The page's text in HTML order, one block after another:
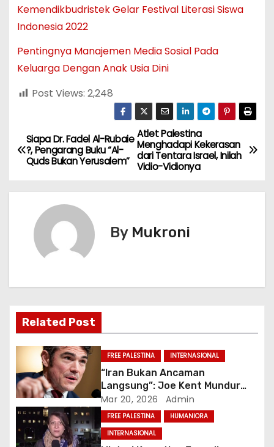
Kemendikbudristek Gelar Festival Literasi Siswa
Indonesia 2022
Pentingnya Manajemen Media Sosial Pada
Keluarga Dengan Anak Usia Dini
Post Views: 2,248
N
a
v
s
p
o
s
Atlet Palestina
Menghadapi Kekerasan
dari Tentara Israel, Inilah
Vidio-Vidionya
Siapa Dr. Fadel Al-Rubaie
?, Pengarang Buku “Al-
Quds Bukan Yerusalem”
By Mukroni
Related Post
FREE PALESTINA INTERNASIONAL
“Iran Bukan Ancaman
Langsung”: Joe Kent Mundur
dan Tuduh Trump Tertekan Lobi
Israel
Mar 20, 2026 Admin
FREE PALESTINA
HUMANIORA
INTERNASIONAL